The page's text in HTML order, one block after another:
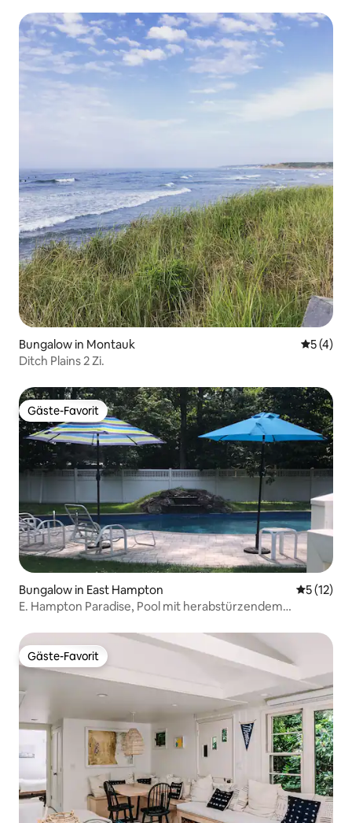
Bungalow in Montauk
5 (4)
Ditch Plains 2 Zi.
Gäste-Favorit
Gäste-Favorit
Bungalow in East Hampton
5 (12)
E. Hampton Paradise, Pool mit herabstürzendem
Gäste-Favorit
Gäste-Favorit